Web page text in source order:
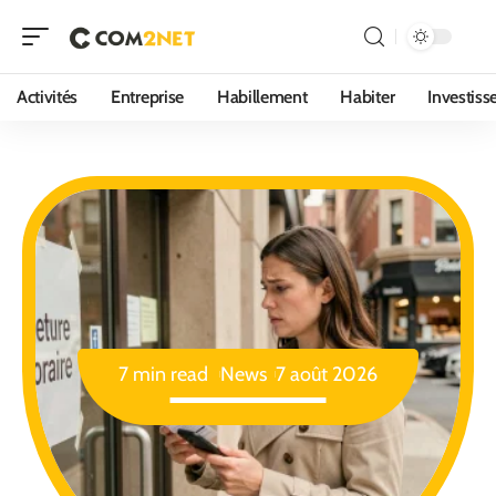
Activités Entreprise Habillement Habiter
7 min read News 7 août 2026